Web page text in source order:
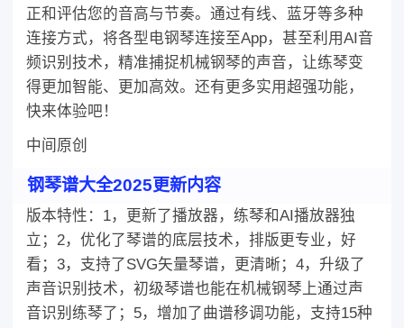
正和评估您的音高与节奏。通过有线、蓝牙等多种
连接方式，将各型电钢琴连接至App，甚至利用AI音
频识别技术，精准捕捉机械钢琴的声音，让练琴变
得更加智能、更加高效。还有更多实用超强功能，
快来体验吧！
中间原创
钢琴谱大全2025更新内容
版本特性：1，更新了播放器，练琴和AI播放器独
立；2，优化了琴谱的底层技术，排版更专业，好
看；3，支持了SVG矢量琴谱，更清晰；4，升级了
声音识别技术，初级琴谱也能在机械钢琴上通过声
音识别练琴了；5，增加了曲谱移调功能，支持15种